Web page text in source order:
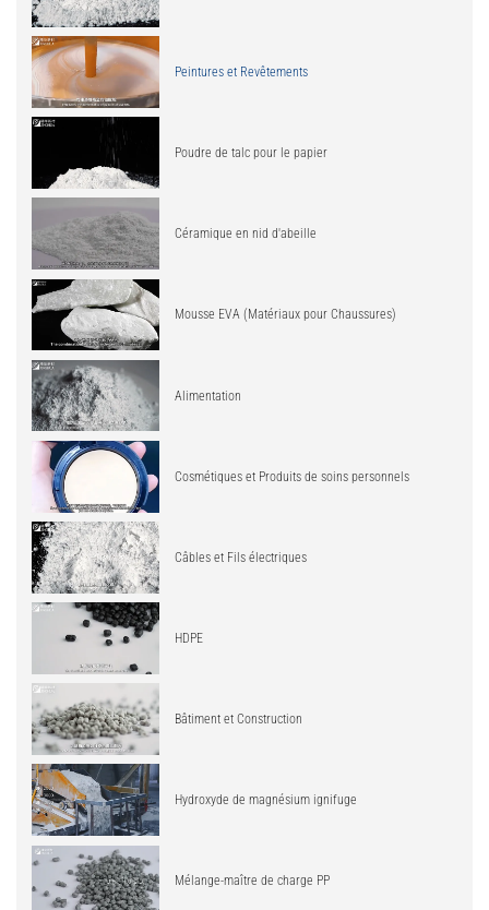
Peintures et Revêtements
Poudre de talc pour le papier
Céramique en nid d'abeille
Mousse EVA (Matériaux pour Chaussures)
Alimentation
Cosmétiques et Produits de soins personnels
Câbles et Fils électriques
HDPE
Bâtiment et Construction
Hydroxyde de magnésium ignifuge
Mélange-maître de charge PP